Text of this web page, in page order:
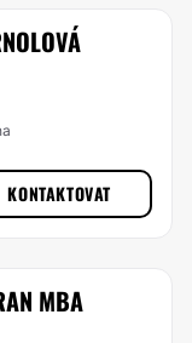
KONTAKTOVAT
MBA